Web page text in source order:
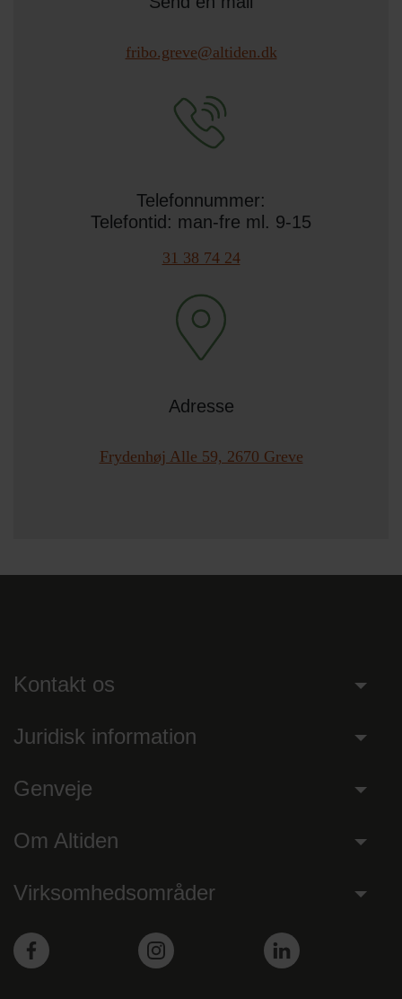
fribo.greve@altiden.dk
Telefonnummer:
Telefontid: man-fre ml. 9-15
31 38 74 24
Adresse
Frydenhøj Alle 59, 2670 Greve
Kontakt os
Juridisk information
Genveje
Om Altiden
Virksomhedsområder
Facebook Instagram LinkedIn